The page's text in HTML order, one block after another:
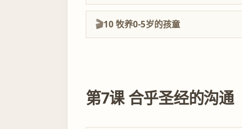
10 牧养0-5岁的孩童
第7课 合乎圣经的沟通